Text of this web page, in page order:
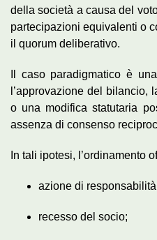
della società a causa del
partecipazioni equivalenti o
il quorum deliberativo.
Il caso paradigmatico è
l’approvazione del bilancio,
o una modifica statutaria
assenza di consenso
In tali ipotesi, l’ordinamento
azione di
recesso del socio;